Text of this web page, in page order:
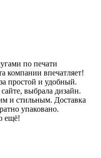
по печати
компании впечатляет!
простой и удобный.
выбрала дизайн.
и стильным. Доставка
упаковано.
ещё!